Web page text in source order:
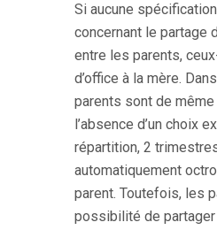
Si aucune
concernant le partage
entre les parents,
d’office à la mère.
parents sont de
l’absence d’un choix
répartition, 2
automatiquement
parent. Toutefois, les
possibilité de